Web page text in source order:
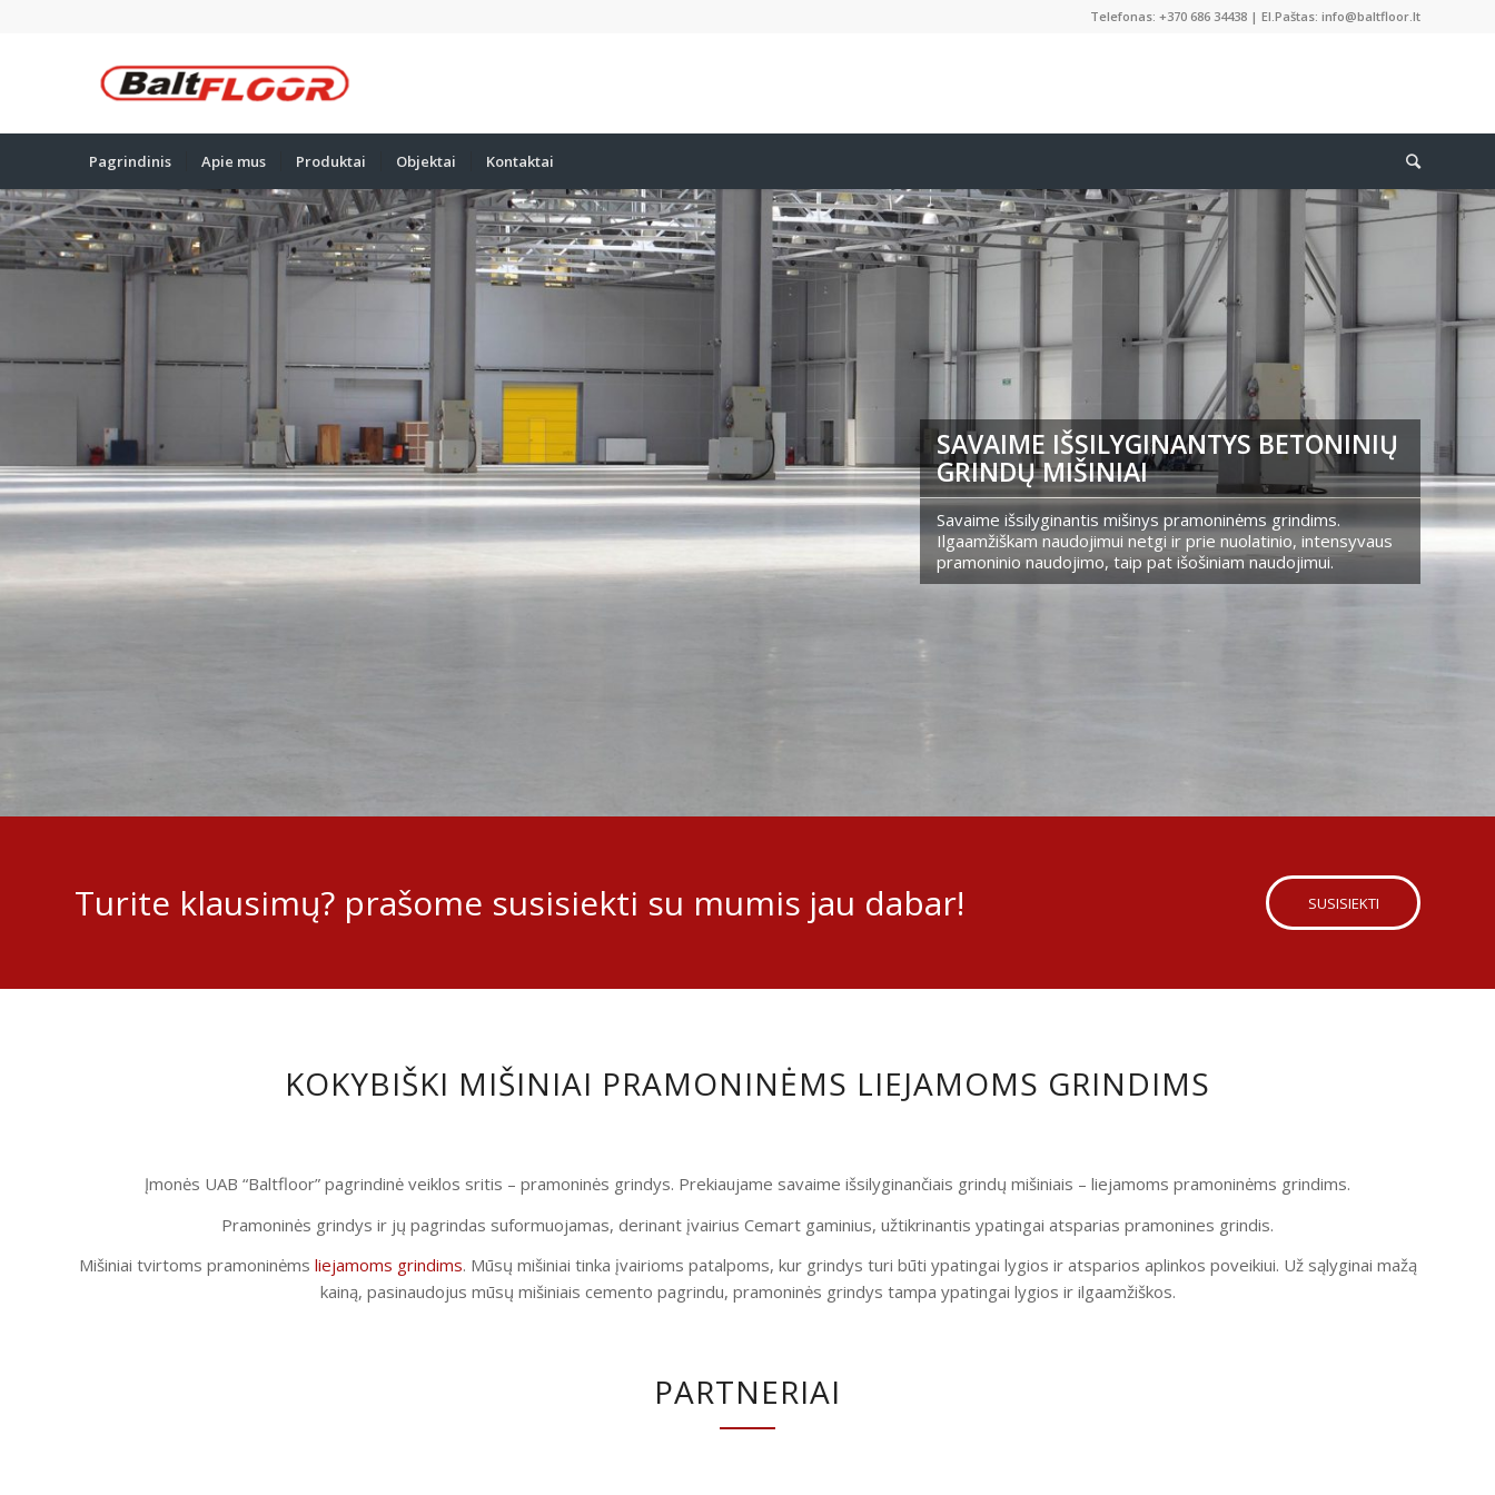
Telefonas: +370 686 34438 | El.Paštas: info@baltfloor.lt
Pagrindinis Apie mus Produktai Objektai Kontaktai
SAVAIME IŠSILYGINANTYS BETONINIŲ
GRINDŲ MIŠINIAI
Savaime išsilyginantis mišinys pramoninėms grindims.
Ilgaamžiškam naudojimui netgi ir prie nuolatinio, intensyvaus
pramoninio naudojimo, taip pat išošiniam naudojimui.
Turite klausimų? prašome susisiekti su mumis jau dabar! SUSISIEKTI
KOKYBIŠKI MIŠINIAI PRAMONINĖMS LIEJAMOMS GRINDIMS
Įmonės UAB “Baltfloor” pagrindinė veiklos sritis – pramoninės grindys. Prekiaujame savaime išsilyginančiais grindų mišiniais – liejamoms pramoninėms grindims.
Pramoninės grindys ir jų pagrindas suformuojamas, derinant įvairius Cemart gaminius, užtikrinantis ypatingai atsparias pramonines grindis.
Mišiniai tvirtoms pramoninėms liejamoms grindims. Mūsų mišiniai tinka įvairioms patalpoms, kur grindys turi būti ypatingai lygios ir atsparios aplinkos poveikiui. Už sąlyginai mažą
kainą, pasinaudojus mūsų mišiniais cemento pagrindu, pramoninės grindys tampa ypatingai lygios ir ilgaamžiškos.
PARTNERIAI